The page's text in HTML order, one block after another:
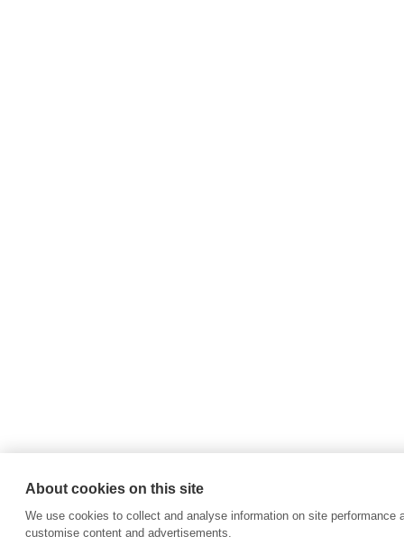
About cookies on this site
We use cookies to collect and analyse information on site
customise content and advertisements.